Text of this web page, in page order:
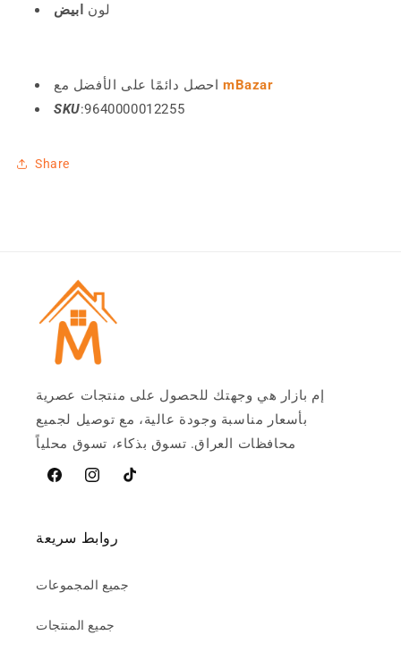
لون
ابيض
احصل دائمًا على الأفضل مع
mBazar
SKU:9640000012255
Share
إم بازار هي وجهتك للحصول على منتجات عصرية
بأسعار مناسبة وجودة عالية، مع توصيل لجميع
محافظات العراق. تسوق بذكاء، تسوق محلياً
فيسبوكInstagram
تيخوك
روابط سريعة
جميع المجموعات
جميع المنتجات